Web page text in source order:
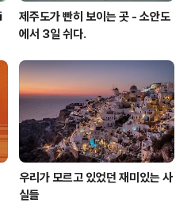
제주도가 빤히 보이는 곳 - 소안도
에서 3일 쉬다.
우리가 모르고 있었던 재미있는 사
실들